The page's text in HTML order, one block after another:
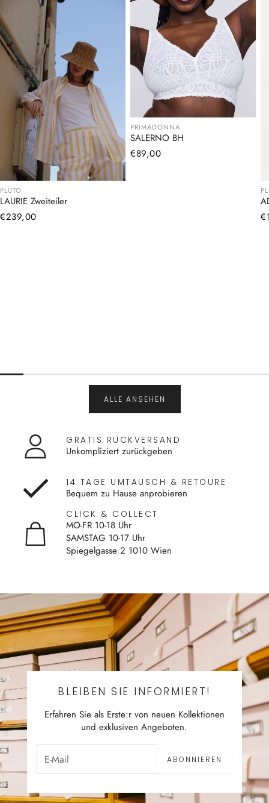
PLUTO
LAURIE Zweiteiler
Normaler
€239,00
PRIMADONNA
SALERNO BH
Normaler
€89,00
ALLE ANSEHEN
GRATIS RÜCKVERSAND
Unkompliziert zurückgeben
14 TAGE UMTAUSCH & RETOURE
Bequem zu Hause anprobieren
CLICK & COLLECT
MO-FR 10-18 Uhr
SAMSTAG 10-17 Uhr
Spiegelgasse 2 1010 Wien
BLEIBEN SIE INFORMIERT!
Erfahren Sie als Erste:r von neuen Kollektionen
und exklusiven Angeboten.
ABONNIEREN